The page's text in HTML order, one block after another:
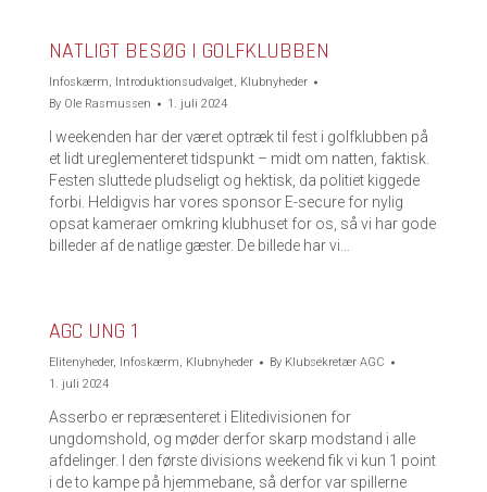
NATLIGT BESØG I GOLFKLUBBEN
Infoskærm, Introduktionsudvalget, Klubnyheder
By Ole Rasmussen 1. juli 2024
I weekenden har der været optræk til fest i golfklubben på
et lidt ureglementeret tidspunkt – midt om natten, faktisk.
Festen sluttede pludseligt og hektisk, da politiet kiggede
forbi. Heldigvis har vores sponsor E-secure for nylig
opsat kameraer omkring klubhuset for os, så vi har gode
billeder af de natlige gæster. De billede har vi…
AGC UNG 1
Elitenyheder, Infoskærm, Klubnyheder By Klubsekretær AGC
1. juli 2024
Asserbo er repræsenteret i Elitedivisionen for
ungdomshold, og møder derfor skarp modstand i alle
afdelinger. I den første divisions weekend fik vi kun 1 point
i de to kampe på hjemmebane, så derfor var spillerne